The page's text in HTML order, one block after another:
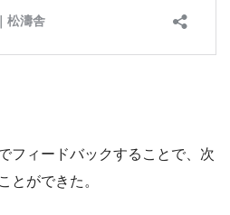
フィードバックすることで、次
とができた。